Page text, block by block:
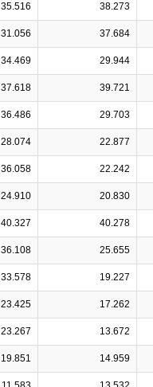
35.516 38.273
31.056 37.684
34.469 29.944
37.618 39.721
36.486 29.703
28.074 22.877
36.058 22.242
24.910 20.830
40.327 40.278
36.108 25.655
33.578 19.227
23.425 17.262
23.267 13.672
19.851 14.959